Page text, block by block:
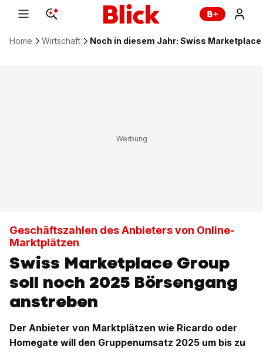
Home Wirtschaft Noch in diesem Jahr: Swiss
Geschäftszahlen des Anbieters von Online-
Marktplätzen
Swiss Marketplace Group
soll noch 2025 Börsengang
anstreben
Der Anbieter von Marktplätzen wie Ricardo oder
Homegate will den Gruppenumsatz 2025 um bis zu